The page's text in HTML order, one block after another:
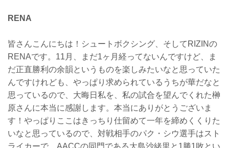
RENA
皆さんこんにちは！シュートボクシング、そしてRIZINの
RENAです。11月、まだ1ヶ月経ってないんですけど、ま
だ正直勝利の余韻というものを楽しみたいなと思っていた
んですけれども、やっぱり求められているうちが華だなと
思っているので、大晦日私を、私の試合を望んでくれた榊
原さんに本当に感謝します。本当にありがとうございま
す！やっぱりここはきっちり仕留めて一年を締めくくりた
いなと思っているので、対戦相手のパク・シウ選手はスト